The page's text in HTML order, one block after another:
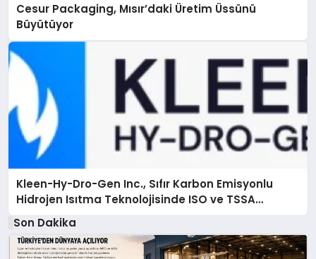
Cesur Packaging, Mısır’daki Üretim Üssünü
Büyütüyor
Kleen-Hy-Dro-Gen Inc., Sıfır Karbon Emisyonlu
Hidrojen Isıtma Teknolojisinde ISO ve TSSA
Düzenleyici Onaylarını Aldı
Son Dakika